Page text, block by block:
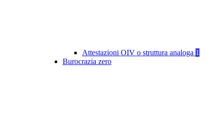
Attestazioni OIV o struttura analoga 1
Burocrazia zero